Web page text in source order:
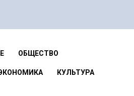
ОБЩЕСТВО
КУЛЬТУРА